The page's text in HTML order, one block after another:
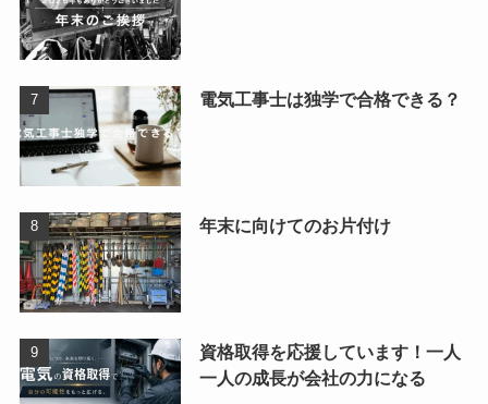
電気工事士は独学で合格できる？
年末に向けてのお片付け
資格取得を応援しています！一人
一人の成長が会社の力になる